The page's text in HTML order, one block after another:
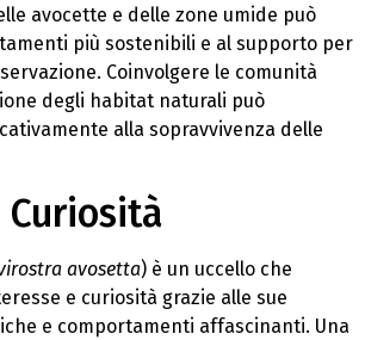
avocette e delle zone umide può
più sostenibili e al supporto per
Coinvolgere le comunità
degli habitat naturali può
alla sopravvivenza delle
Curiosità
avosetta) è un uccello che
e curiosità grazie alle sue
e comportamenti affascinanti. Una